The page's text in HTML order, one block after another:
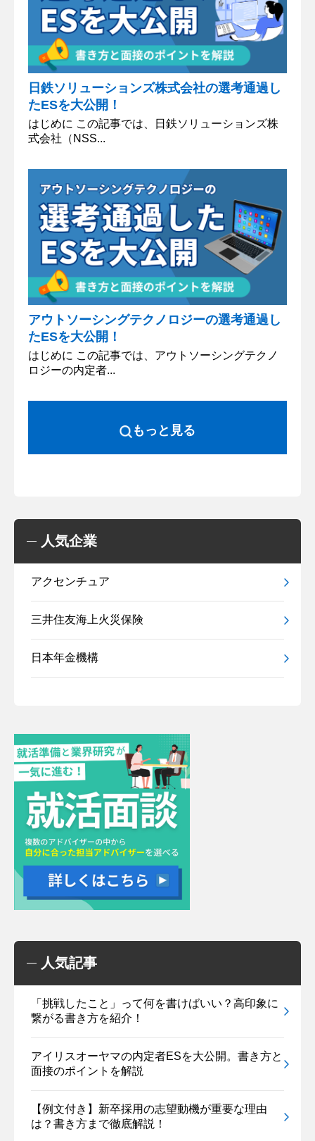
日鉄ソリューションズ株式会社の選考通過し
たESを大公開！
はじめに この記事では、日鉄ソリューションズ株
式会社（NSS...
アウトソーシングテクノロジーの選考通過し
たESを大公開！
はじめに この記事では、アウトソーシングテクノ
ロジーの内定者...
もっと見る
人気企業
アクセンチュア
三井住友海上火災保険
日本年金機構
人気記事
「挑戦したこと」って何を書けばいい？高印象に
繋がる書き方を紹介！
アイリスオーヤマの内定者ESを大公開。書き方と
面接のポイントを解説
【例文付き】新卒採用の志望動機が重要な理由
は？書き方まで徹底解説！